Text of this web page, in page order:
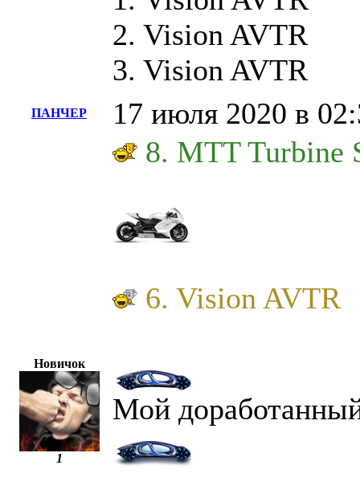
2. Vision AVTR
3. Vision AVTR
ПАНЧЕР 17 июля 2020 в
Новичок
1
8. MTT Turbine
6. Vision AVTR
Мой